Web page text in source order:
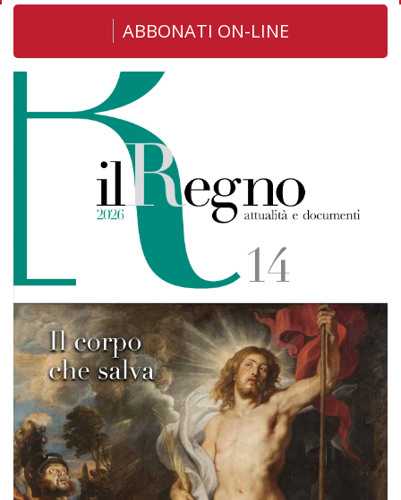
ABBONATI ON-LINE